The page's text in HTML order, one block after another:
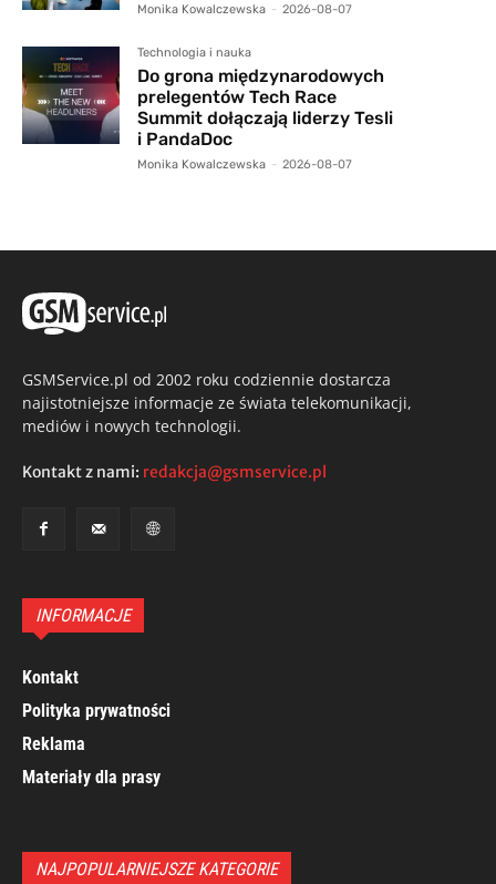
Monika Kowalczewska - 2026-08-07
Technologia i nauka
Do grona międzynarodowych
prelegentów Tech Race
Summit dołączają liderzy Tesli
i PandaDoc
Monika Kowalczewska - 2026-08-07
GSMService.pl od 2002 roku codziennie dostarcza
najistotniejsze informacje ze świata telekomunikacji,
mediów i nowych technologii.
Kontakt z nami: redakcja@gsmservice.pl
INFORMACJE
Kontakt
Polityka prywatności
Reklama
Materiały dla prasy
NAJPOPULARNIEJSZE KATEGORIE